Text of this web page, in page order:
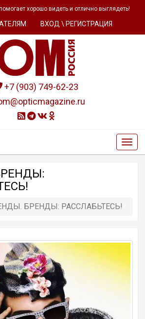
хорошо видеть и отлично выглядеть!
ВХОД \ РЕГИСТРАЦИЯ
+7 (903) 749-62-23
БРЕНДЫ: РАССЛАБЬТЕСЬ!